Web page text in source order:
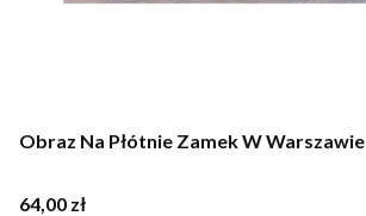
Obraz Na Płótnie Zamek W Warszawie
Cena
64,00 zł